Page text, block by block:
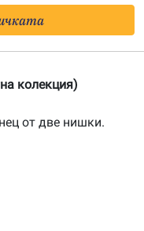
колекция)
от две нишки.